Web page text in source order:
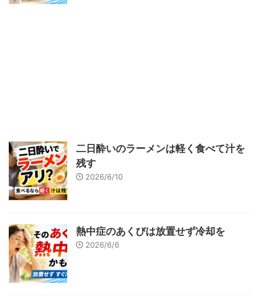
二日酔いのラーメンは軽く食べて汁を
残す
2026/6/10
熱中症のあくびは放置せず冷却を
2026/6/6